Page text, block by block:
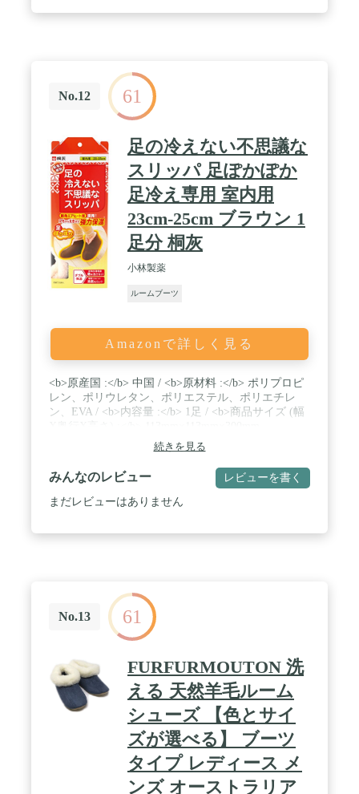
め加工がなくなりました) / 【ネイティブ・チェッ
ク・オルテガ・コーデュロイ】商品外寸（片足
分）：幅120×奥行270×高さ170 / 商品重量：約210g /
【ネイティブ・チェック・オルテガ・コーデュロ
イ】梱包サイズ：幅300×奥行300×高さ120 / 梱包重
量：約230g / 個口数：1 / ※サイズの誤差は多少発生
します。ご了承下さい。(単位：約mm) ※詳細な商
品サイズは画像一覧にございます。
No.12 61
足の冷えない不思議な
スリッパ 足ぽかぽか
足冷え専用 室内用
23cm-25cm ブラウン 1
足分 桐灰
小林製薬
ルームブーツ
Amazonで詳しく見る
<b>原産国 :</b> 中国 / <b>原材料 :</b> ポリプロピ
レン、ポリウレタン、ポリエステル、ポリエチレ
ン、EVA / <b>内容量 :</b> 1足 / <b>商品サイズ (幅
続きを見る
みんなのレビュー レビューを書く
まだレビューはありません
No.13 61
FURFURMOUTON 洗
える 天然羊毛ルーム
シューズ 【色とサイ
ズが選べる】 ブーツ
タイプ レディース メ
ンズ オーストラリア